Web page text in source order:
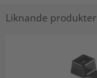
Liknande produkter